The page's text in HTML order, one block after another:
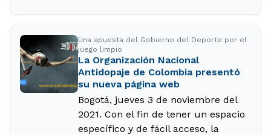
Una apuesta del Gobierno del Deporte por el
juego limpio
La Organización Nacional
Antidopaje de Colombia presentó
su nueva página web
Bogotá, jueves 3 de noviembre del
2021. Con el fin de tener un espacio
específico y de fácil acceso, la